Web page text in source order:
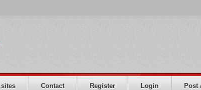
sites Contact Register Login Post